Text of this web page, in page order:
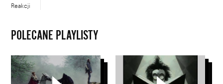
Reakcji
POLECANE PLAYLISTY
Papaya
Young